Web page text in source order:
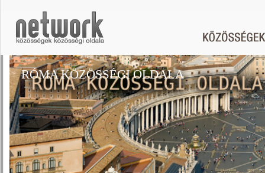
RÓMA KÖZÖSSÉGI OLDALA